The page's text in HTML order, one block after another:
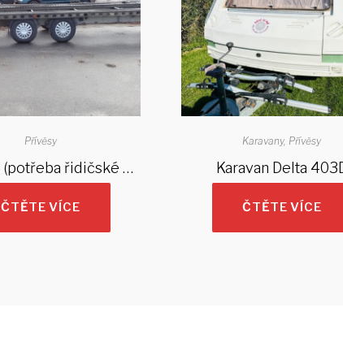
Přívěsy
Dvojvlek (potřeba řidičské oprávnění BE)
ČTĚTE VÍCE
Karavany Přívěsy
Karavan Delta
ČTĚTE VÍCE